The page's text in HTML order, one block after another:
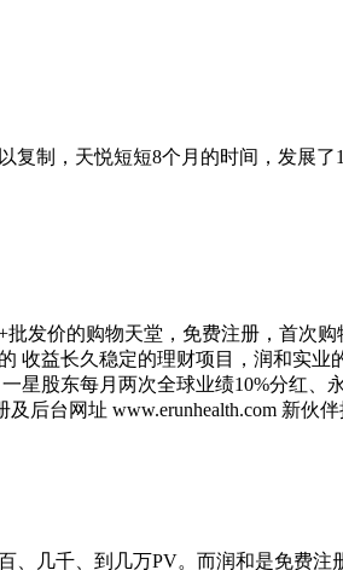
制，天悦短短8个月的时间，发展
发价的购物天堂，免费注册，首次
收益长久稳定的理财项目，润和实
星股东每月两次全球业绩10%分红
后台网址 www.erunhealth.com 新伙
几千、到几万PV。而润和是免费